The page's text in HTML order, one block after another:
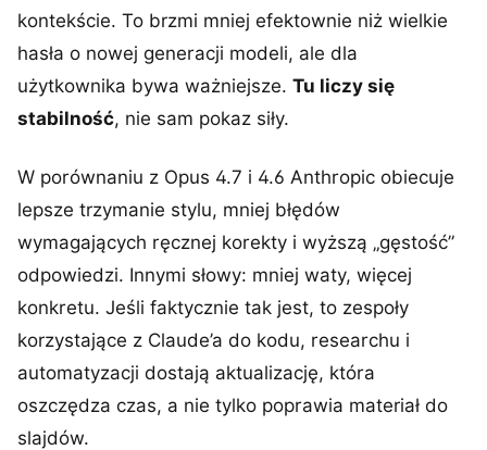
kontekście. To brzmi mniej efektownie niż wielkie
hasła o nowej generacji modeli, ale dla
użytkownika bywa ważniejsze. Tu liczy się
stabilność, nie sam pokaz siły.
W porównaniu z Opus 4.7 i 4.6 Anthropic obiecuje
lepsze trzymanie stylu, mniej błędów
wymagających ręcznej korekty i wyższą „gęstość”
odpowiedzi. Innymi słowy: mniej waty, więcej
konkretu. Jeśli faktycznie tak jest, to zespoły
korzystające z Claude’a do kodu, researchu i
automatyzacji dostają aktualizację, która
oszczędza czas, a nie tylko poprawia materiał do
slajdów.